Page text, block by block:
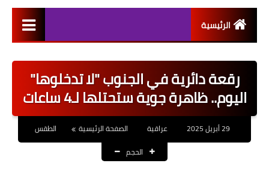
الرئيسية
اخبار القطاع العام
نتائج التعيينات
العقود والاجور اليومية
رقعة دائرية في الجنوب "لا تدخلوها"
اليوم.. ظاهرة جوية ستحتلها لـ4 ساعات
عراقية الصفحة الرئيسية
الطقس
الحجم